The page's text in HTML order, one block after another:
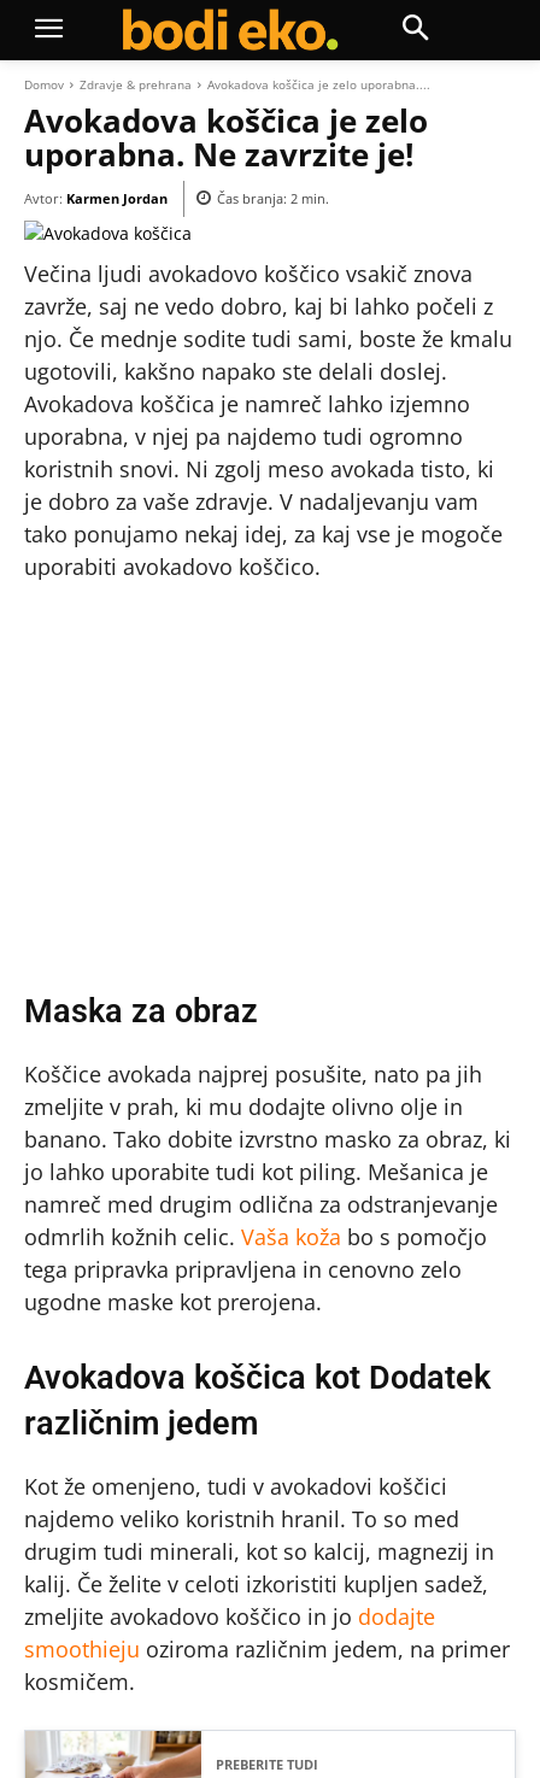
Domov Zdravje & prehrana Avokadova koščica je zelo uporabna....
Avokadova koščica je zelo
uporabna. Ne zavrzite je!
Avtor: Karmen Jordan Čas branja: 2 min.
Večina ljudi avokadovo koščico vsakič znova
zavrže, saj ne vedo dobro, kaj bi lahko počeli z
njo. Če mednje sodite tudi sami, boste že kmalu
ugotovili, kakšno napako ste delali doslej.
Avokadova koščica je namreč lahko izjemno
uporabna, v njej pa najdemo tudi ogromno
koristnih snovi. Ni zgolj meso avokada tisto, ki
je dobro za vaše zdravje. V nadaljevanju vam
tako ponujamo nekaj idej, za kaj vse je mogoče
uporabiti avokadovo koščico.
Maska za obraz
Koščice avokada najprej posušite, nato pa jih
zmeljite v prah, ki mu dodajte olivno olje in
banano. Tako dobite izvrstno masko za obraz, ki
jo lahko uporabite tudi kot piling. Mešanica je
namreč med drugim odlična za odstranjevanje
odmrlih kožnih celic. Vaša koža bo s pomočjo
tega pripravka pripravljena in cenovno zelo
ugodne maske kot prerojena.
Avokadova koščica kot Dodatek
različnim jedem
Kot že omenjeno, tudi v avokadovi koščici
najdemo veliko koristnih hranil. To so med
drugim tudi minerali, kot so kalcij, magnezij in
kalij. Če želite v celoti izkoristiti kupljen sadež,
zmeljite avokadovo koščico in jo dodajte
smoothieju oziroma različnim jedem, na primer
kosmičem.
PREBERITE TUDI